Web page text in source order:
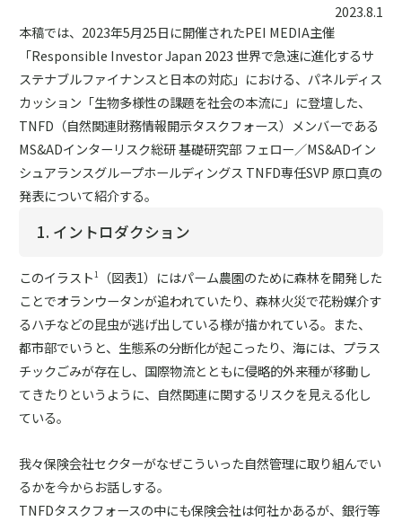
2023.8.1
本稿では、2023年5月25日に開催されたPEI MEDIA主催
「Responsible Investor Japan 2023 世界で急速に進化するサ
ステナブルファイナンスと日本の対応」における、パネルディス
カッション「生物多様性の課題を社会の本流に」に登壇した、
TNFD（自然関連財務情報開示タスクフォース）メンバーである
MS&ADインターリスク総研 基礎研究部 フェロー／MS&ADイン
シュアランスグループホールディングス TNFD専任SVP 原口真の
発表について紹介する。
1. イントロダクション
このイラスト1
（図表1）にはパーム農園のために森林を開発した
ことでオランウータンが追われていたり、森林火災で花粉媒介す
るハチなどの昆虫が逃げ出している様が描かれている。また、
都市部でいうと、生態系の分断化が起こったり、海には、プラス
チックごみが存在し、国際物流とともに侵略的外来種が移動し
てきたりというように、自然関連に関するリスクを見える化し
ている。
我々保険会社セクターがなぜこういった自然管理に取り組んでい
るかを今からお話しする。
TNFDタスクフォースの中にも保険会社は何社かあるが、銀行等